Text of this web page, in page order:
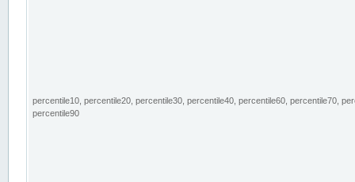
percentile10, percentile20, percentile30, percentile40, percentile60, percentile70,
percentile90